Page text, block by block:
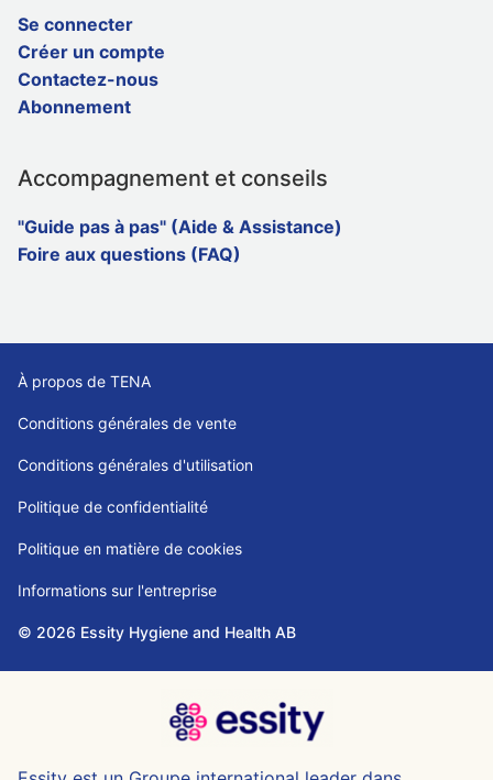
Se connecter
Créer un compte
Contactez-nous
Abonnement
Accompagnement et conseils
"Guide pas à pas" (Aide & Assistance)
Foire aux questions (FAQ)
À propos de TENA
Conditions générales de vente
Conditions générales d'utilisation
Politique de confidentialité
Politique en matière de cookies
Informations sur l'entreprise
© 2026 Essity Hygiene and Health AB